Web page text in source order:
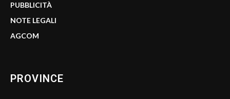
PUBBLICITÀ
NOTE LEGALI
AGCOM
PROVINCE